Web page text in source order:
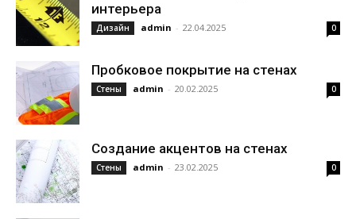
интерьера
Дизайн admin - 22.04.2025 0
Пробковое покрытие на стенах
Стены admin - 20.02.2025 0
Создание акцентов на стенах
Стены admin - 23.02.2025 0